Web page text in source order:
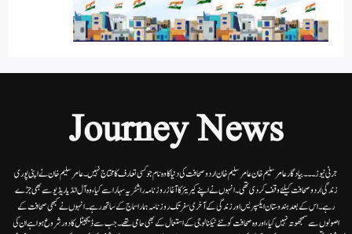
Journey News
جرنی نیوز۔۔۔بیاد گار عامر سلیم خان عامر سلیم خان اردوصحافت کی دنیا کاوہ نام جو کسی تعارف کا محتاج نہیں۔عامرسلیم خان نے اپنی پوری
زندگی اردوصحافت کیلئے وقف کردی تھی۔انہوں نے اپنے کیریئر کا آغاز روزنامہ راشٹریہ سہارا سے کیا،وہ آل انڈیا ریڈیوسے بھی جڑے
رہے۔ اس کے بعد ہندوستان ایکسپریس اور زندگی کے آخری سفر تک روزنامہ ہمارا سماج کے ساتھ رہے۔ انہوں نے کبھی صحافت کے
اصولوں سے سمجھوتہ نہیں کیا، اور وہ صحافت کو نئے ٹیکنالوجی کے استعمال کے بھی حامی تھے۔ جب سے ڈیجیٹل کا دور شروع ہوا ہے ان کی